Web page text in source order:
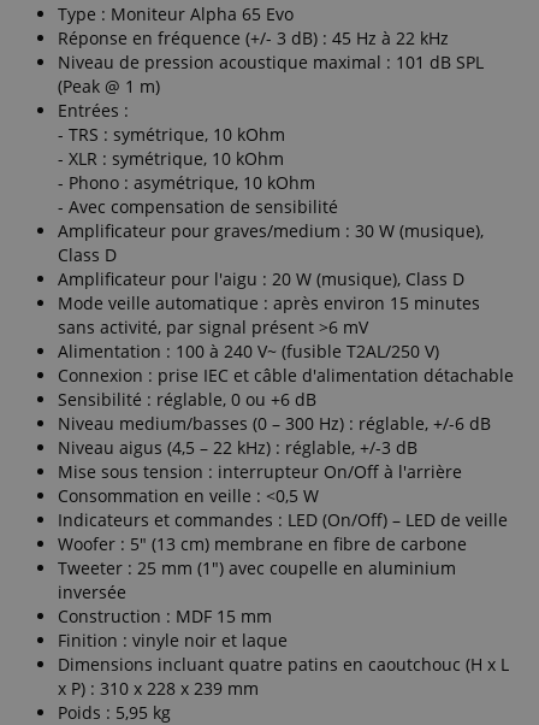
Type : Moniteur Alpha 65 Evo
Réponse en fréquence (+/- 3 dB) : 45 Hz à 22 kHz
Niveau de pression acoustique maximal : 101 dB SPL
(Peak @ 1 m)
Entrées :
- TRS : symétrique, 10 kOhm
- XLR : symétrique, 10 kOhm
- Phono : asymétrique, 10 kOhm
- Avec compensation de sensibilité
Amplificateur pour graves/medium : 30 W (musique),
Class D
Amplificateur pour l'aigu : 20 W (musique), Class D
Mode veille automatique : après environ 15 minutes
sans activité, par signal présent >6 mV
Alimentation : 100 à 240 V~ (fusible T2AL/250 V)
Connexion : prise IEC et câble d'alimentation détachable
Sensibilité : réglable, 0 ou +6 dB
Niveau medium/basses (0 – 300 Hz) : réglable, +/-6 dB
Niveau aigus (4,5 – 22 kHz) : réglable, +/-3 dB
Mise sous tension : interrupteur On/Off à l'arrière
Consommation en veille : <0,5 W
Indicateurs et commandes : LED (On/Off) – LED de veille
Woofer : 5" (13 cm) membrane en fibre de carbone
Tweeter : 25 mm (1") avec coupelle en aluminium
inversée
Construction : MDF 15 mm
Finition : vinyle noir et laque
Dimensions incluant quatre patins en caoutchouc (H x L
x P) : 310 x 228 x 239 mm
Poids : 5,95 kg